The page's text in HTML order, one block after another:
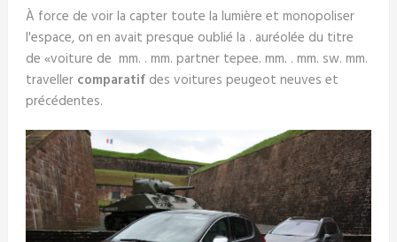
À force de voir la capter toute la lumière et monopoliser
l'espace, on en avait presque oublié la . auréolée du titre
de «voiture de mm. . mm. partner tepee. mm. . mm. sw. mm.
traveller comparatifdes voitures peugeot neuves et
précédentes.